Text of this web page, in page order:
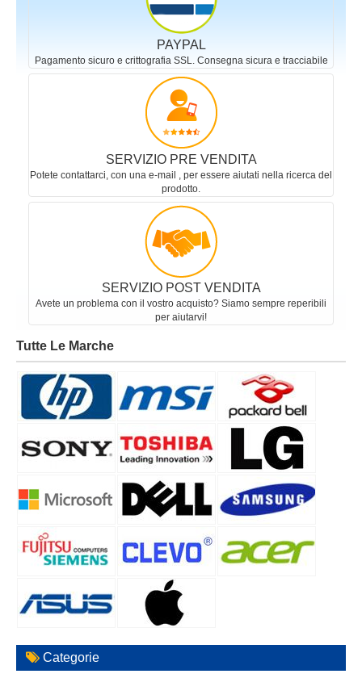
PAYPAL
Pagamento sicuro e crittografia SSL. Consegna sicura e tracciabile
SERVIZIO PRE VENDITA
Potete contattarci, con una e-mail , per essere aiutati nella ricerca del
prodotto.
SERVIZIO POST VENDITA
Avete un problema con il vostro acquisto? Siamo sempre reperibili
per aiutarvi!
Tutte Le Marche
Categorie